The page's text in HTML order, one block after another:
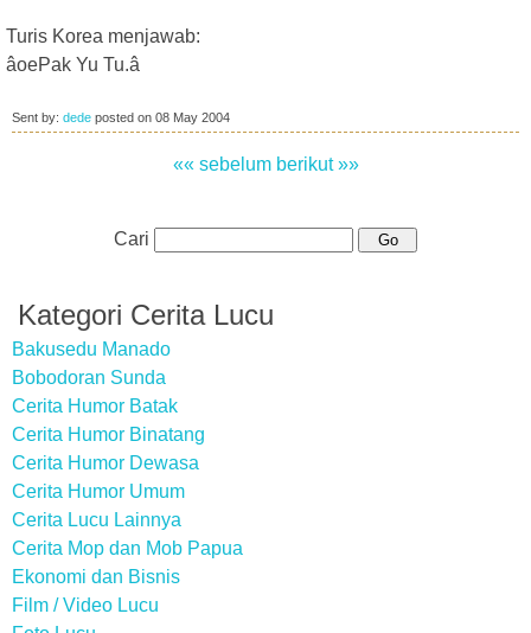
Turis Korea menjawab:
âoePak Yu Tu.â
Sent by: dede posted on 08 May 2004
«« sebelum berikut »»
Cari
Kategori Cerita Lucu
Bakusedu Manado
Bobodoran Sunda
Cerita Humor Batak
Cerita Humor Binatang
Cerita Humor Dewasa
Cerita Humor Umum
Cerita Lucu Lainnya
Cerita Mop dan Mob Papua
Ekonomi dan Bisnis
Film / Video Lucu